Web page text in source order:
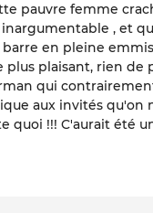
pauvre femme
, et
barre en pleine
plus plaisant, rien de
qui
aux invités qu'on
quoi !!! C'aurait été